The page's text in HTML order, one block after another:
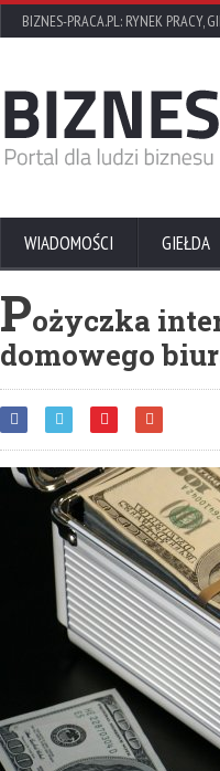
BIZNES-PRACA.PL: RYNEK PRACY,
WIADOMOŚCI GIEŁDA
Pożyczka
domowego